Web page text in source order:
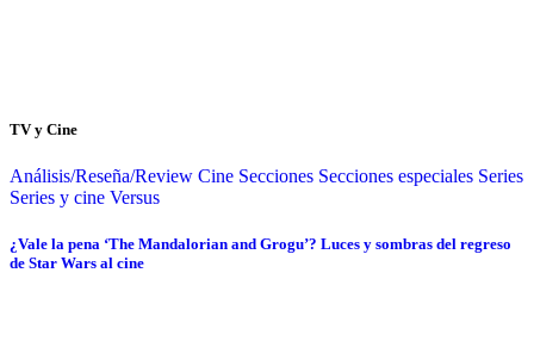
TV y Cine
Análisis/Reseña/Review Cine Secciones Secciones especiales Series
Series y cine Versus
¿Vale la pena ‘The Mandalorian and Grogu’? Luces y sombras del regreso
de Star Wars al cine